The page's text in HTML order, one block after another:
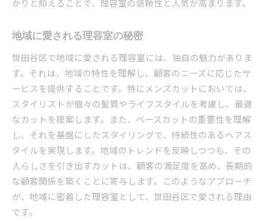
かりと抑えることで、理容室の信頼性と人気が高まります。
地域に愛される理容室の秘密
世田谷区で地域に愛される理容室には、独自の魅力がありま
す。それは、地域の特性を理解し、顧客のニーズに応じたサ
ービスを提供することです。特にメンズカットにおいては、
スタイリストが個々の髪質やライフスタイルを考慮し、最適
なカットを提案します。また、ベースカットの重要性を理解
し、それを基盤にしたスタイリングで、持続性のあるヘアス
タイルを実現します。地域のトレンドを反映しつつも、その
人らしさを引き出すカットは、顧客の満足度を高め、長期的
な顧客関係を築くことに寄与します。このようなアプローチ
が、地域に密着した理容室として、世田谷区で愛される理由
です。